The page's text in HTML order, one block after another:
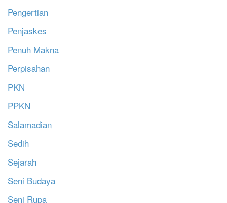
Pengertian
Penjaskes
Penuh Makna
Perpisahan
PKN
PPKN
Salamadian
Sedih
Sejarah
Seni Budaya
Seni Rupa